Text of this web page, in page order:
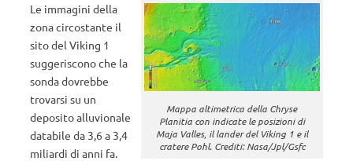
Mappa altimetrica della Chryse
Planitia con indicate le posizioni di
Maja Valles, il lander del Viking 1 e il
cratere Pohl. Crediti: Nasa/Jpl/Gsfc
Le immagini della
zona circostante il
sito del Viking 1
suggeriscono che la
sonda dovrebbe
trovarsi su un
deposito alluvionale
databile da 3,6 a 3,4
miliardi di anni fa.